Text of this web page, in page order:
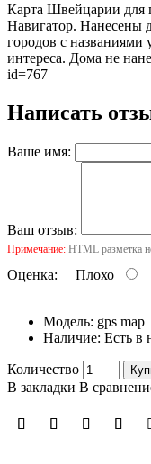
Карта Швейцарии для
Навигатор. Нанесены
городов с названиями
интереса. Дома не
id=767
Написать
Ваше имя:
Ваш отзыв:
Примечание: HTML разметка
Оценка: Плохо
Модель: gps map
Наличие: Есть в
Количество
В закладки В